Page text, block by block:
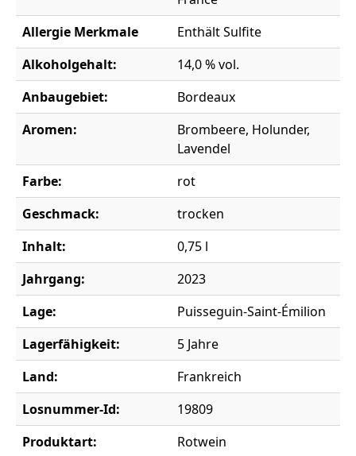
Allergie Merkmale
Enthält Sulfite
Alkoholgehalt:
14,0 % vol.
Anbaugebiet:
Bordeaux
Aromen:
Brombeere, Holunder,
Lavendel
Farbe:
rot
Geschmack:
trocken
Inhalt:
0,75 l
Jahrgang:
2023
Lage:
Puisseguin-Saint-Émilion
Lagerfähigkeit:
5 Jahre
Land:
Frankreich
Losnummer-Id:
19809
Produktart:
Rotwein